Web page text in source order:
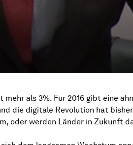
als 3%. Für 2016 gibt eine
die digitale Revolution hat
oder werden Länder in Zukunft